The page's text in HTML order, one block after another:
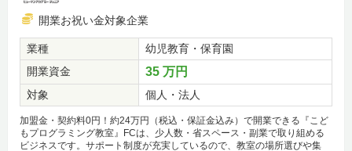
開業お祝い金対象企業
業種
幼児教育・保育園
開業資金
35 万円
対象 個人・法人
加盟金・契約料0円！約24万円（税込・保証金込み）で開業できる『こど
もプログラミング教室』FCは、少人数・省スペース・副業で取り組める
ビジネスです。サポート制度が充実しているので、教室の場所選びや集